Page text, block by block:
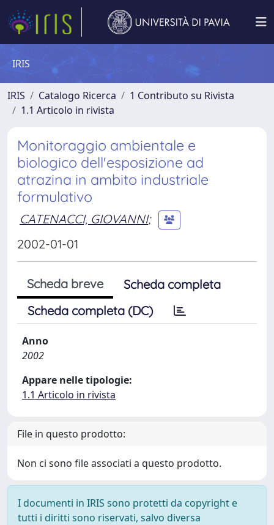
IRIS
IRIS Catalogo Ricerca
1 Contributo su Rivista
1.1 Articolo in rivista
Monitoraggio ambientale e
biologico dell'esposizione ad
atrazina in ambito industriale
formulativo
CATENACCI, GIOVANNI;
2002-01-01
Scheda breve
Scheda completa
Scheda completa (DC)
Anno
2002
Appare nelle tipologie:
1.1 Articolo in rivista
File in questo prodotto:
Non ci sono file associati a questo prodotto.
I documenti in IRIS sono protetti da copyright e
tutti i diritti sono riservati, salvo diversa